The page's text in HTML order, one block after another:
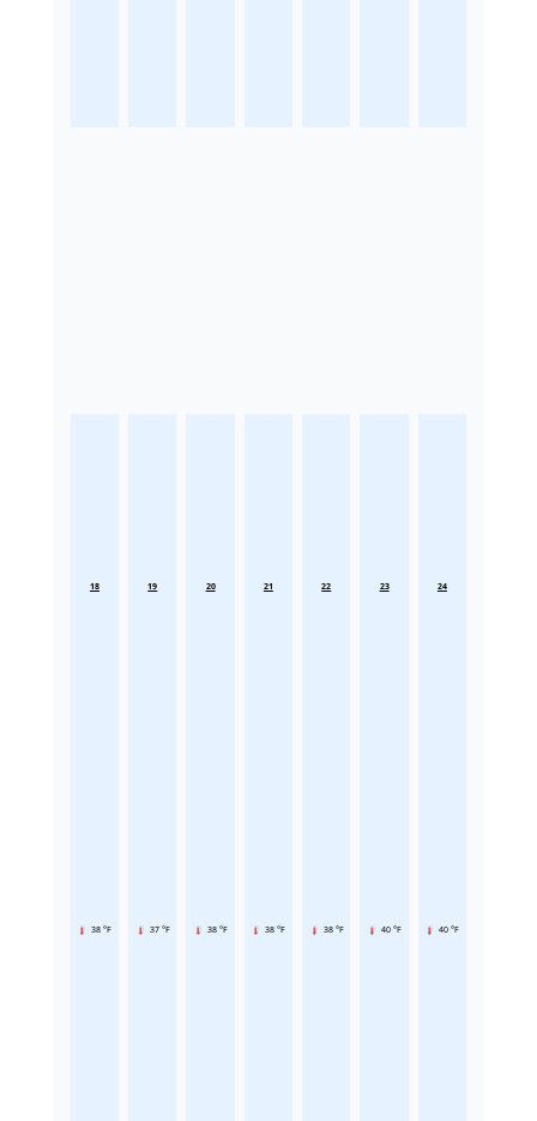
18
38 °F
19
37 °F
20
38 °F
21
38 °F
22
38 °F
23
40 °F
24
40 °F